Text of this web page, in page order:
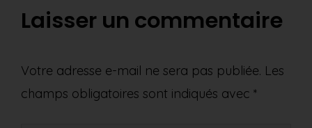
Laisser un commentaire
Votre adresse e-mail ne sera pas publiée. Les
champs obligatoires sont indiqués avec *